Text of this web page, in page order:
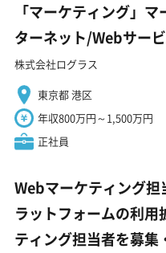
「マーケティング」
ターネット/Webサー
株式会社ログラス
東京都 港区
年収800万円～1,500万円
正社員
Webマーケティング
ラットフォームの利
ティング担当者を募